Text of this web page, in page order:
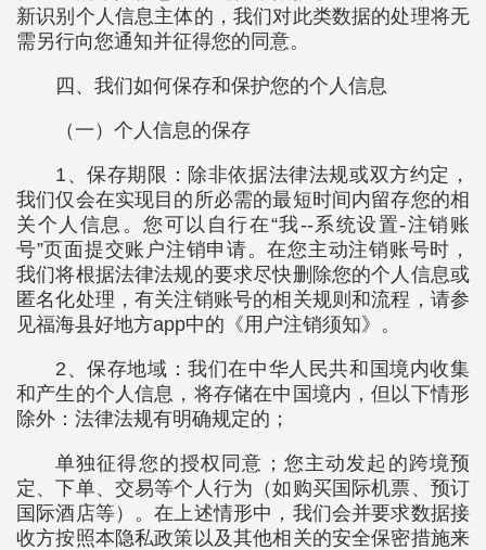
新识别个人信息主体的，我们对此类数据的处理将无
需另行向您通知并征得您的同意。
四、我们如何保存和保护您的个人信息
（一）个人信息的保存
1、保存期限：除非依据法律法规或双方约定，
我们仅会在实现目的所必需的最短时间内留存您的相
关个人信息。您可以自行在“我--系统设置-注销账
号”页面提交账户注销申请。在您主动注销账号时，
我们将根据法律法规的要求尽快删除您的个人信息或
匿名化处理，有关注销账号的相关规则和流程，请参
见福海县好地方app中的《用户注销须知》。
2、保存地域：我们在中华人民共和国境内收集
和产生的个人信息，将存储在中国境内，但以下情形
除外：法律法规有明确规定的；
单独征得您的授权同意；您主动发起的跨境预
定、下单、交易等个人行为（如购买国际机票、预订
国际酒店等）。在上述情形中，我们会并要求数据接
收方按照本隐私政策以及其他相关的安全保密措施来